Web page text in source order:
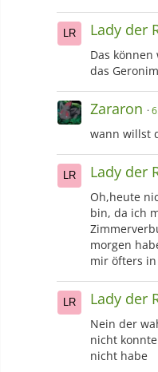
Lady der
Das
das
Zararon
wann willst
Lady der
Oh,heute
bin, da ich
morgen
mir öfters
Lady der
Nein der
nicht
nicht habe